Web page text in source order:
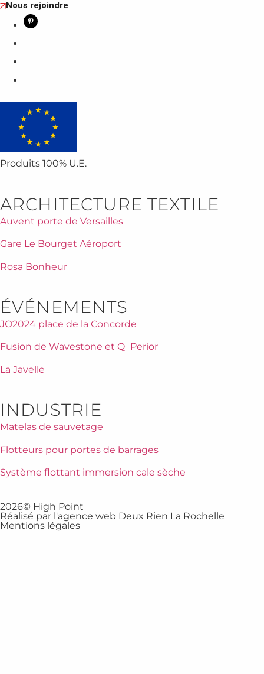
Nous rejoindre
Produits 100% U.E.
ARCHITECTURE TEXTILE
Auvent porte de Versailles
Gare Le Bourget Aéroport
Rosa Bonheur
ÉVÉNEMENTS
JO2024 place de la Concorde
Fusion de Wavestone et Q_Perior
La Javelle
INDUSTRIE
Matelas de sauvetage
Flotteurs pour portes de barrages
Système flottant immersion cale sèche
2026© High Point
Réalisé par l'agence web Deux Rien La Rochelle
Mentions légales